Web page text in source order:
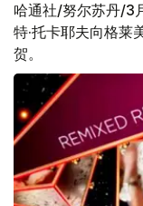
哈通社/努尔苏丹/3
特·托卡耶夫向格莱
贺。